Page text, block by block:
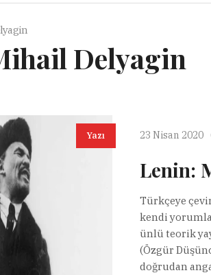
Delyagin
Yazı 23 Nisan 2020
Lenin:
Türkçeye
kendi
ünlü teorik
(Özgür
doğrudan